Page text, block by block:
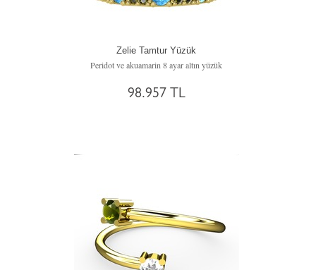
Zelie Tamtur Yüzük
Peridot ve akuamarin 8 ayar altın yüzük
98.957 TL